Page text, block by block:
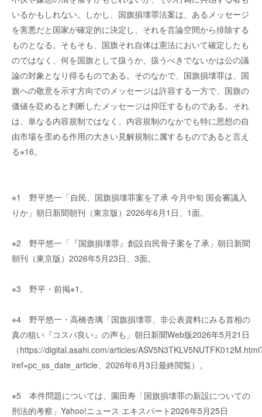
いるかもしれない。しかし、国旗損壊罪法案は、あるメッセージ
を害悪だと国家が確定的に決定し、それを言論空間から排除する
ものとなる。そもそも、国旗それ自体は憲法において確定したも
のではなく、何を国旗として扱うか、扱うべきでないかは公の議
論の対象となり得るものである。そのなかで、国旗損壊罪は、国
旗への敬意を示す方向でのメッセージは許容する一方で、国旗の
価値を貶めると判断したメッセージは抑圧するものである。それ
は、単なる内容規制ではなく、内容規制のなかでも特に思想の自
由市場を歪める作用の大きい見解規制に属するものであると言え
る※16。
※1 野平悠一「自民、国旗損壊罪案を了承 今月中旬 国会審議入
りか」朝日新聞朝刊（東京版）2026年6月1日、1面。
※2 野平悠一「『国旗損壊罪』創設自民骨子案を了承」朝日新聞
朝刊（東京版）2026年5月23日、3面。
※3 野平・前掲※1。
※4 野平悠一・高橋杏璃「国旗損壊罪、非公表資料にみる首相の
真の狙い『コスパ良い』の声も」朝日新聞Web版2026年5月21日
（https://digital.asahi.com/articles/
iref=pc_ss_date_article、2026年6月3日最終閲覧）。
※5 本件問題については、園田寿「国旗損壊罪の新設についての
刑法的考察」Yahoo!ニュース エキスパート2026年5月25日